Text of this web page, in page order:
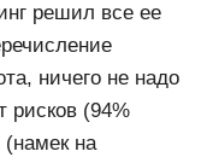
решил все ее
ничего не надо
рисков (94%
на